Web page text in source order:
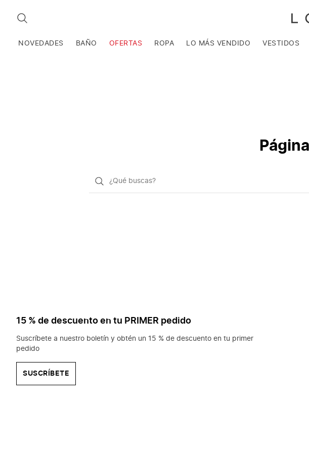
BUSCAR
NOVEDADES BAÑO OFERTAS ROPA LO MÁS VENDIDO VESTIDOS
¿Qué
15 % de descuento en tu PRIMER pedido
Suscríbete a nuestro boletín y obtén un 15 % de descuento en tu primer
pedido
SUSCRÍBETE